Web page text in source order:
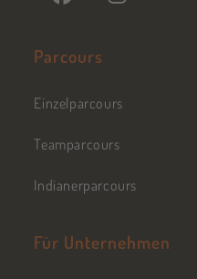
Parcours
Einzelparcours
Teamparcours
Indianerparcours
Für Unternehmen